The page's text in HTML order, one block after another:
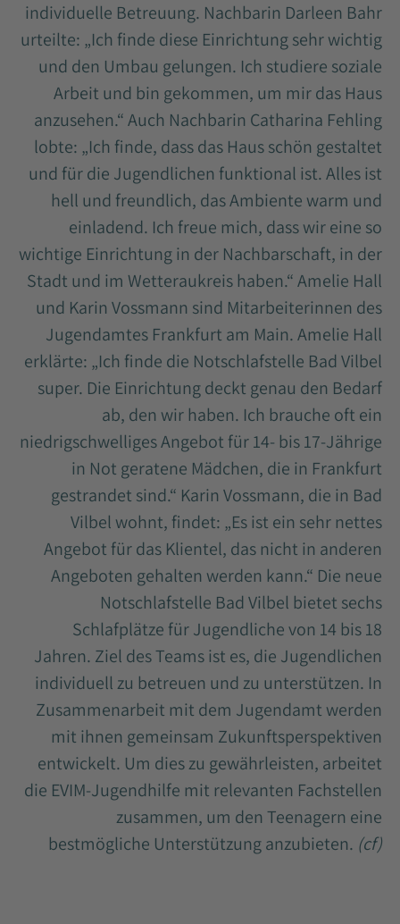
individuelle Betreuung. Nachbarin Darleen Bahr
urteilte: „Ich finde diese Einrichtung sehr wichtig
und den Umbau gelungen. Ich studiere soziale
Arbeit und bin gekommen, um mir das Haus
anzusehen.“ Auch Nachbarin Catharina Fehling
lobte: „Ich finde, dass das Haus schön gestaltet
und für die Jugendlichen funktional ist. Alles ist
hell und freundlich, das Ambiente warm und
einladend. Ich freue mich, dass wir eine so
wichtige Einrichtung in der Nachbarschaft, in der
Stadt und im Wetteraukreis haben.“ Amelie Hall
und Karin Vossmann sind Mitarbeiterinnen des
Jugendamtes Frankfurt am Main. Amelie Hall
erklärte: „Ich finde die Notschlafstelle Bad Vilbel
super. Die Einrichtung deckt genau den Bedarf
ab, den wir haben. Ich brauche oft ein
niedrigschwelliges Angebot für 14- bis 17-Jährige
in Not geratene Mädchen, die in Frankfurt
gestrandet sind.“ Karin Vossmann, die in Bad
Vilbel wohnt, findet: „Es ist ein sehr nettes
Angebot für das Klientel, das nicht in anderen
Angeboten gehalten werden kann.“ Die neue
Notschlafstelle Bad Vilbel bietet sechs
Schlafplätze für Jugendliche von 14 bis 18
Jahren. Ziel des Teams ist es, die Jugendlichen
individuell zu betreuen und zu unterstützen. In
Zusammenarbeit mit dem Jugendamt werden
mit ihnen gemeinsam Zukunftsperspektiven
entwickelt. Um dies zu gewährleisten, arbeitet
die EVIM-Jugendhilfe mit relevanten Fachstellen
zusammen, um den Teenagern eine
bestmögliche Unterstützung anzubieten. (cf)